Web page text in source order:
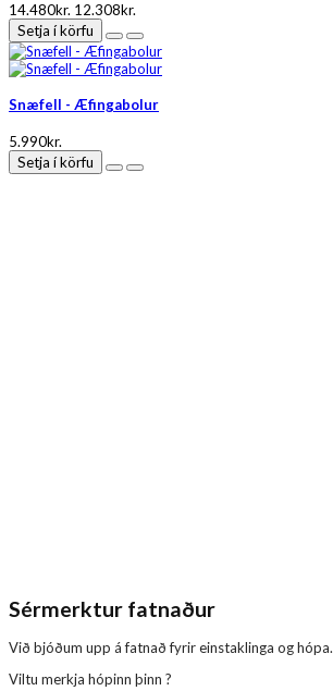
14.480kr. 12.308kr.
Setja í körfu
Snæfell - Æfingabolur
5.990kr.
Setja í körfu
Sérmerktur fatnaður
Við bjóðum upp á fatnað fyrir einstaklinga og hópa.
Viltu merkja hópinn þinn ?